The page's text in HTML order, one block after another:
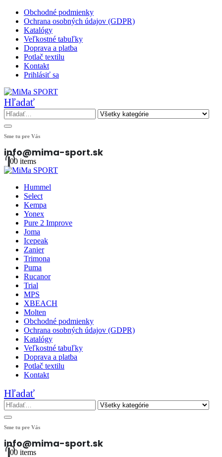
Obchodné podmienky
Ochrana osobných údajov (GDPR)
Katalógy
Veľkostné tabuľky
Doprava a platba
Potlač textilu
Kontakt
Prihlásiť sa
Hľadať
Sme tu pre Vás
info@mima-sport.sk
00 items
Hummel
Select
Kempa
Yonex
Pure 2 Improve
Joma
Icepeak
Zanier
Trimona
Puma
Rucanor
Trial
MPS
XBEACH
Molten
Obchodné podmienky
Ochrana osobných údajov (GDPR)
Katalógy
Veľkostné tabuľky
Doprava a platba
Potlač textilu
Kontakt
Hľadať
Sme tu pre Vás
info@mima-sport.sk
00 items